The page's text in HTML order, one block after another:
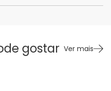
gostar Ver mais